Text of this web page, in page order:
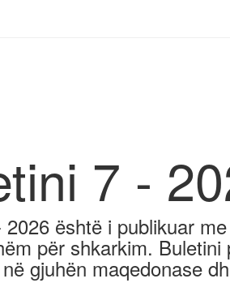
7 -
2026 është i publikuar
për shkarkim. Buletini
gjuhën maqedonase